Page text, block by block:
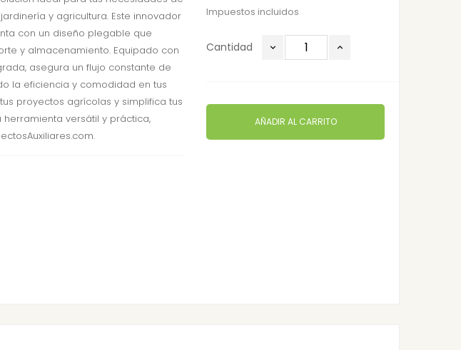
Impuestos incluidos
Cantidad
AÑADIR AL CARRITO
y agricultura. Este innovador
con un diseño plegable que
y almacenamiento. Equipado con
asegura un flujo constante de
la eficiencia y comodidad en tus
proyectos agrícolas y simplifica tus
versátil y práctica,